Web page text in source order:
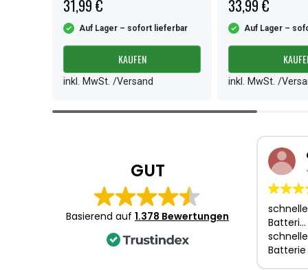
31,99 €
Auf Lager – sofort lieferbar
KAUFEN
inkl. MwSt. /Versand
33,99 €
Auf Lager –
inkl. MwSt. /
Item
GUT
Basierend auf 1.378 Bewertungen
Batteri…
Batterie